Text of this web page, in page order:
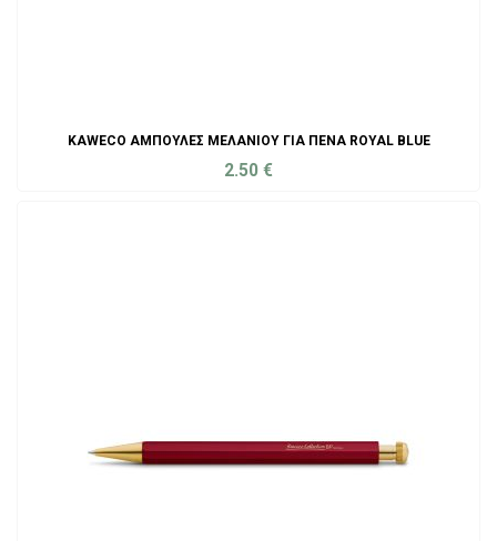
KAWECO ΑΜΠΟΎΛΕΣ ΜΕΛΑΝΙΟΎ ΓΙΑ ΠΈΝΑ ROYAL BLUE
2.50 €